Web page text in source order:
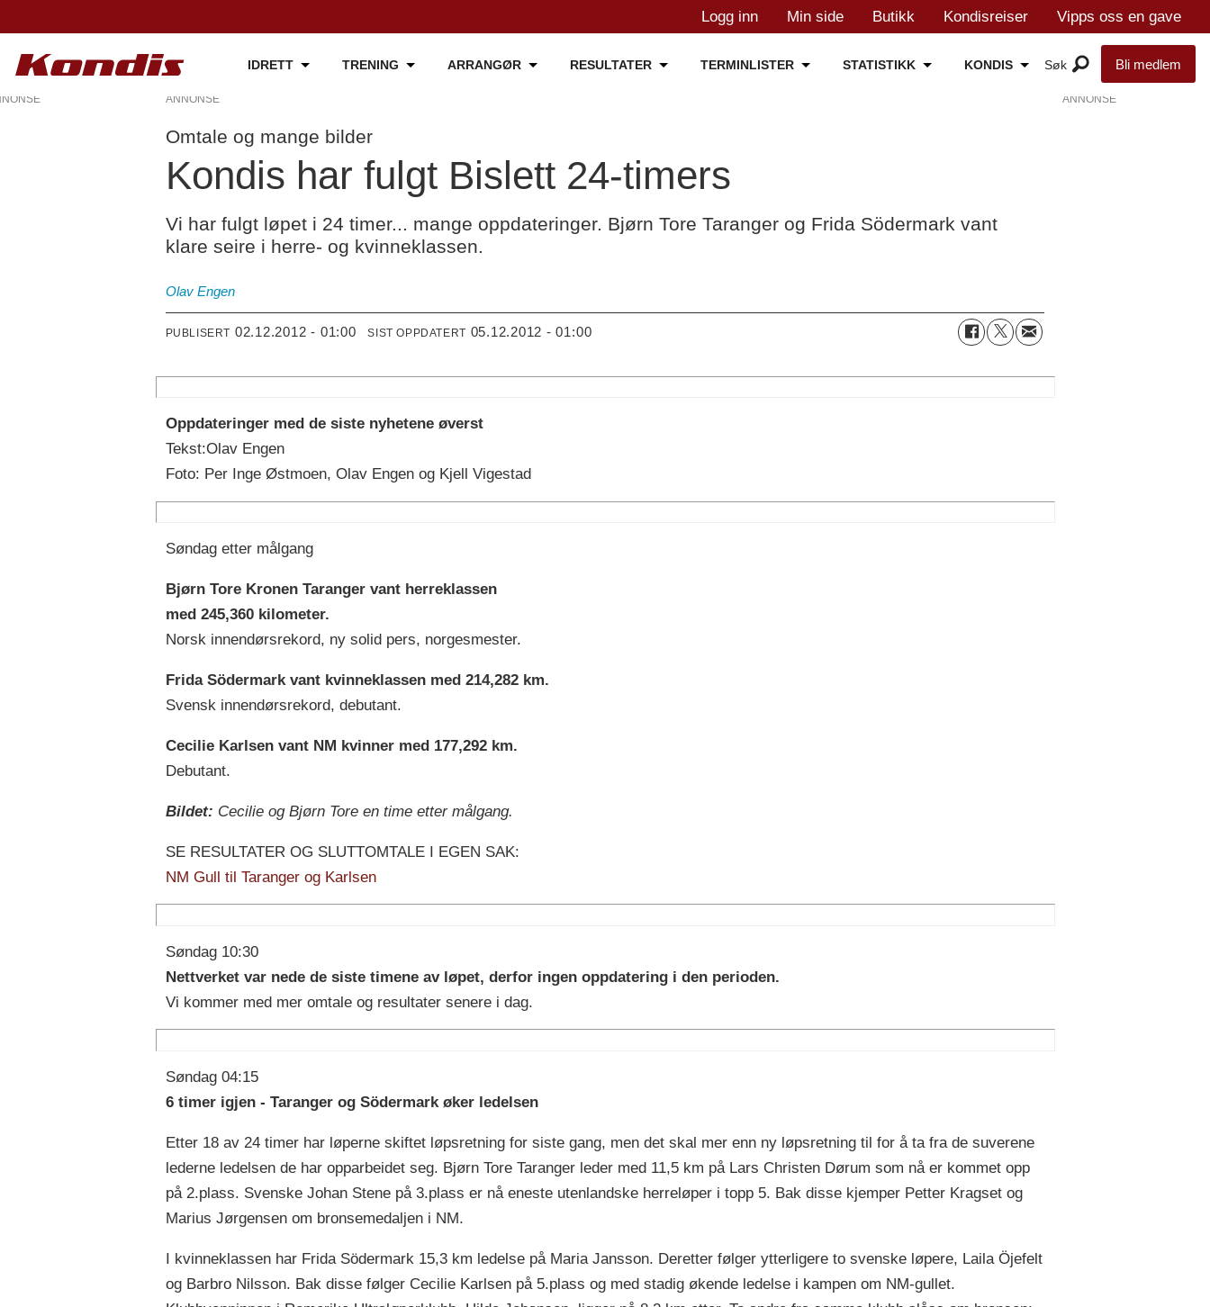
Logg inn Min side Butikk Kondisreiser Vipps oss en gave
IDRETT TRENING ARRANGØR RESULTATER TERMINLISTER STATISTIKK KONDIS Bli medlem
ANNONSE
Omtale og mange bilder
Kondis har fulgt Bislett 24-timers
Vi har fulgt løpet i 24 timer... mange oppdateringer. Bjørn Tore Taranger og Frida Södermark vant
klare seire i herre- og kvinneklassen.
Olav Engen
PUBLISERT 02.12.2012 - 01:00 SIST OPPDATERT 05.12.2012 - 01:00
Oppdateringer med de siste nyhetene øverst
Tekst:Olav Engen
Foto: Per Inge Østmoen, Olav Engen og Kjell Vigestad
Søndag etter målgang
Bjørn Tore Kronen Taranger vant herreklassen
med 245,360 kilometer.
Norsk innendørsrekord, ny solid pers, norgesmester.
Frida Södermark vant kvinneklassen med 214,282 km.
Svensk innendørsrekord, debutant.
Cecilie Karlsen vant NM kvinner med 177,292 km.
Debutant.
Bildet: Cecilie og Bjørn Tore en time etter målgang.
SE RESULTATER OG SLUTTOMTALE I EGEN SAK:
NM Gull til Taranger og Karlsen
Søndag 10:30
Nettverket var nede de siste timene av løpet, derfor ingen oppdatering i den perioden.
Vi kommer med mer omtale og resultater senere i dag.
Søndag 04:15
6 timer igjen - Taranger og Södermark øker ledelsen
Etter 18 av 24 timer har løperne skiftet løpsretning for siste gang, men det skal mer enn ny løpsretning til for å ta fra de suverene
lederne ledelsen de har opparbeidet seg. Bjørn Tore Taranger leder med 11,5 km på Lars Christen Dørum som nå er kommet opp
på 2.plass. Svenske Johan Stene på 3.plass er nå eneste utenlandske herreløper i topp 5. Bak disse kjemper Petter Kragset og
Marius Jørgensen om bronsemedaljen i NM.
I kvinneklassen har Frida Södermark 15,3 km ledelse på Maria Jansson. Deretter følger ytterligere to svenske løpere, Laila Öjefelt
og Barbro Nilsson. Bak disse følger Cecilie Karlsen på 5.plass og med stadig økende ledelse i kampen om NM-gullet.
ANNONSE